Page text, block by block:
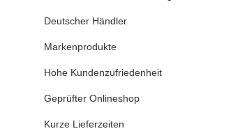
Deutscher Händler
Markenprodukte
Hohe Kundenzufriedenheit
Geprüfter Onlineshop
Kurze Lieferzeiten